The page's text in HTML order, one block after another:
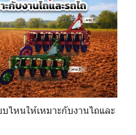
ไหนให้เหมาะกับงานไถและ